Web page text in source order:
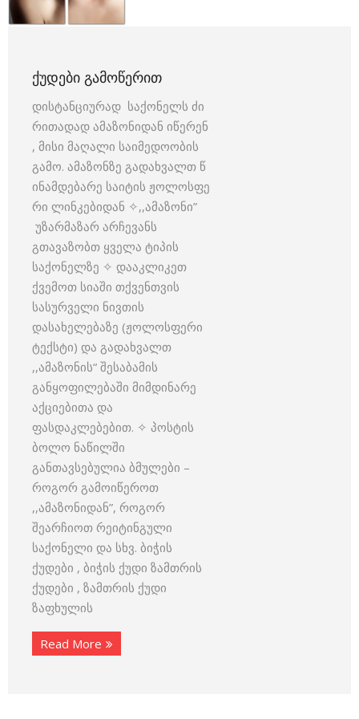
ᲥᲣᲓᲔᲑᲘ ᲒᲐᲛᲝᲬᲔᲠᲘᲗ
დისტანციურად საქონელს ძი
რითადად ამაზონიდან იწერენ
, მისი მაღალი საიმედოობის
გამო. ამაზონზე გადახვალთ წ
ინამდებარე საიტის ჟოლოსფე
რი ლინკებიდან ✧,,ამაზონი”
უზარმაზარ არჩევანს
გთავაზობთ ყველა ტიპის
საქონელზე ✧ დააკლიკეთ
ქვემოთ სიაში თქვენთვის
სასურველი ნივთის
დასახელებაზე (ჟოლოსფერი
ტექსტი) და გადახვალთ
,,ამაზონის“ შესაბამის
განყოფილებაში მიმდინარე
აქციებითა და
ფასდაკლებებით. ✧ პოსტის
ბოლო ნაწილში
განთავსებულია ბმულები –
როგორ გამოიწეროთ
,,ამაზონიდან”, როგორ
შეარჩიოთ რეიტინგული
საქონელი და სხვ. ბიჭის
ქუდები , ბიჭის ქუდი ზამთრის
ქუდები , ზამთრის ქუდი
ზაფხულის
Read More